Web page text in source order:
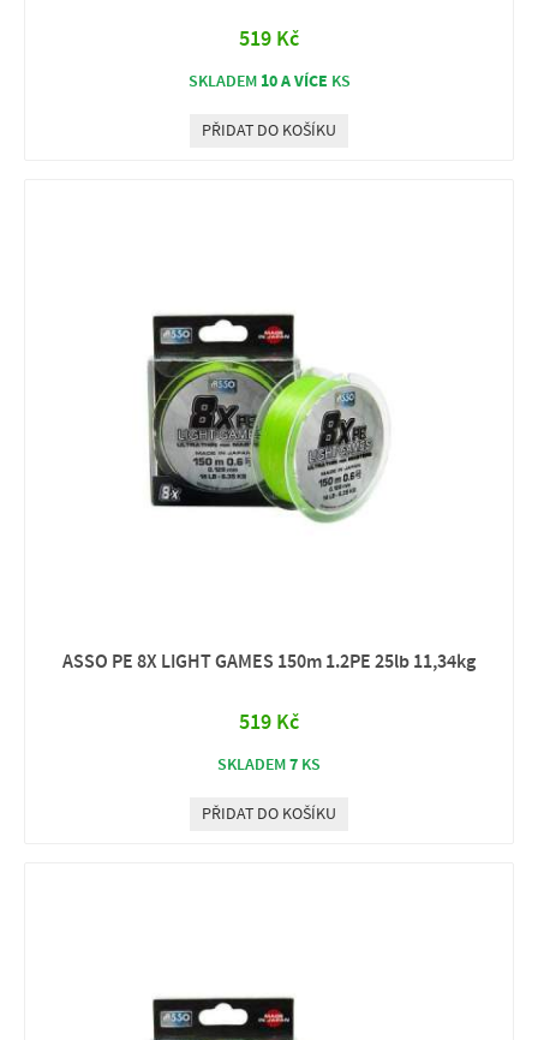
519 Kč
SKLADEM 10 A VÍCE KS
PŘIDAT DO KOŠÍKU
ASSO PE 8X LIGHT GAMES 150m 1.2PE 25lb 11,34kg
519 Kč
SKLADEM7 KS
PŘIDAT DO KOŠÍKU